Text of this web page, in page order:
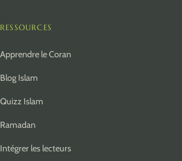
RESSOURCES
Apprendre le Coran
Blog Islam
Quizz Islam
Ramadan
Intégrer les lecteurs